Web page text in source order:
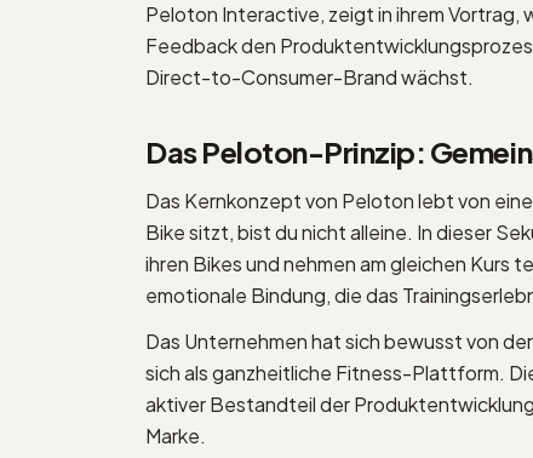
Peloton Interactive, zeigt in ihrem Vortrag,
Feedback den
Direct-to-Consumer-Brand wächst.
Das Peloton-Prinzip:
Das Kernkonzept von Peloton lebt von
Bike sitzt, bist du nicht alleine. In dieser
ihren Bikes und nehmen am gleichen Kurs
emotionale Bindung, die das
Das Unternehmen hat sich bewusst von
sich als ganzheitliche Fitness-Plattform.
aktiver Bestandteil der
Marke.